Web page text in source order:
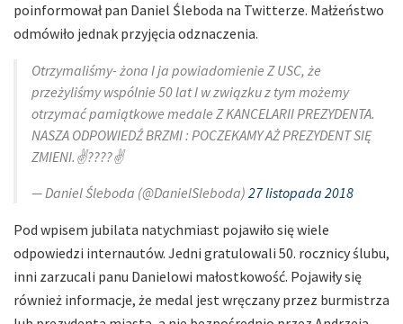
poinformował pan Daniel Śleboda na Twitterze. Małżeństwo
odmówiło jednak przyjęcia odznaczenia.
Otrzymaliśmy- żona I ja powiadomienie Z USC, że
przeżyliśmy wspólnie 50 lat I w związku z tym możemy
otrzymać pamiątkowe medale Z KANCELARII PREZYDENTA.
NASZA ODPOWIEDŹ BRZMI : POCZEKAMY AŻ PREZYDENT SIĘ
ZMIENI.✌????✌
— Daniel Śleboda (@DanielSleboda) 27 listopada 2018
Pod wpisem jubilata natychmiast pojawiło się wiele
odpowiedzi internautów. Jedni gratulowali 50. rocznicy ślubu,
inni zarzucali panu Danielowi małostkowość. Pojawiły się
również informacje, że medal jest wręczany przez burmistrza